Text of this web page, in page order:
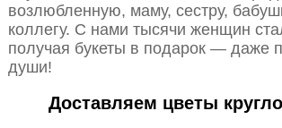
возлюбленную, маму, сестру,
коллегу. С нами тысячи женщин
получая букеты в подарок — даже
души!
Доставляем цветы